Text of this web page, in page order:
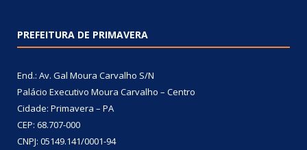
PREFEITURA DE PRIMAVERA
End.: Av. Gal Moura Carvalho S/N
Palácio Executivo Moura Carvalho – Centro
Cidade: Primavera – PA
CEP: 68.707-000
CNPJ: 05149.141/0001-94